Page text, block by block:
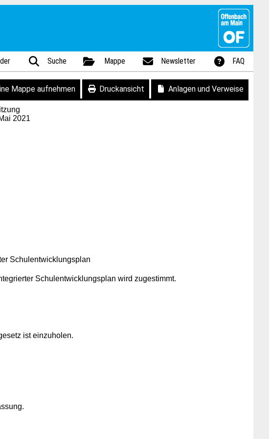
Suche Mappe Newsletter FAQ
Mappe aufnehmen Druckansicht Anlagen und Verweise
2021
Schulentwicklungsplan
Schulentwicklungsplan wird zugestimmt.
ist einzuholen.